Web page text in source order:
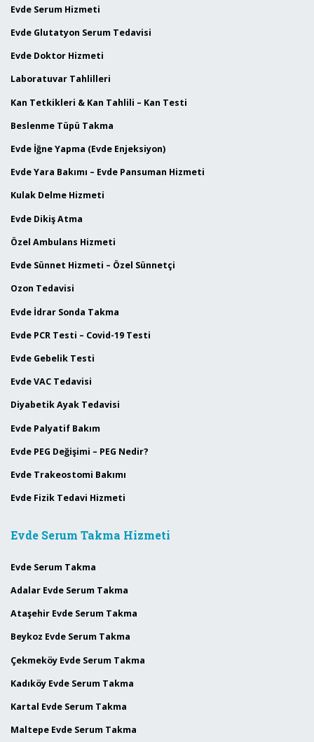
Evde Serum Hizmeti
Evde Glutatyon Serum Tedavisi
Evde Doktor Hizmeti
Laboratuvar Tahlilleri
Kan Tetkikleri & Kan Tahlili – Kan Testi
Beslenme Tüpü Takma
Evde İğne Yapma (Evde Enjeksiyon)
Evde Yara Bakımı – Evde Pansuman Hizmeti
Kulak Delme Hizmeti
Evde Dikiş Atma
Özel Ambulans Hizmeti
Evde Sünnet Hizmeti – Özel Sünnetçi
Ozon Tedavisi
Evde İdrar Sonda Takma
Evde PCR Testi – Covid-19 Testi
Evde Gebelik Testi
Evde VAC Tedavisi
Diyabetik Ayak Tedavisi
Evde Palyatif Bakım
Evde PEG Değişimi – PEG Nedir?
Evde Trakeostomi Bakımı
Evde Fizik Tedavi Hizmeti
Evde Serum Takma Hizmeti
Evde Serum Takma
Adalar Evde Serum Takma
Ataşehir Evde Serum Takma
Beykoz Evde Serum Takma
Çekmeköy Evde Serum Takma
Kadıköy Evde Serum Takma
Kartal Evde Serum Takma
Maltepe Evde Serum Takma